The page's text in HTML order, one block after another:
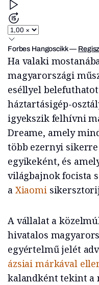
Forbes Hangoscikk—
Ha valaki
magyarországi
eséllyel
háztartásigép-
igyekszik felhívni
Dreame, amely
több ezernyi
egyikeként, és
világbajnok focista
a Xiaomi
A vállalat a
hivatalos
egyértelmű jelét
ázsiai márkával
kalandként tekint a